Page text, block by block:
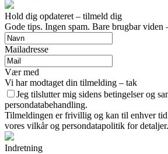
Hold dig opdateret – tilmeld dig
Gode tips. Ingen spam. Bare brugbar viden
Mailadresse
Vær med
Vi har modtaget din tilmelding – tak
Jeg tilslutter mig sidens betingelser og
persondatabehandling.
Tilmeldingen er frivillig og kan til enhver
vores vilkår og persondatapolitik for detaljer.
Indretning